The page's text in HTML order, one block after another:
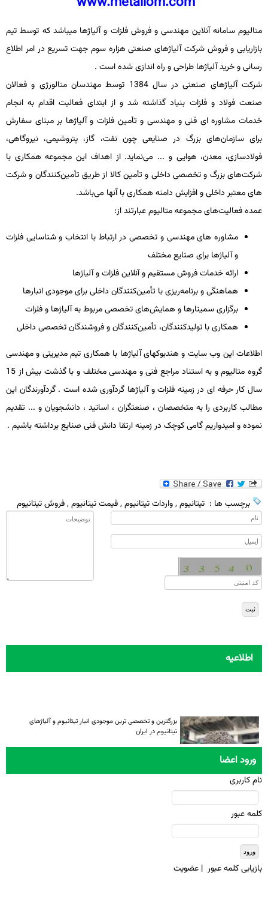
متالیوم سامانه آنلاین مهندسی و فروش فلزات و آلیاژها میباشد که توسط تیم
بازاریابی و فروش شرکت آلیاژهای صنعتی هزاره سوم جهت تسریع در امر اطلاع
رسانی و خرید آلیاژها طراحی و راه اندازی شده است .
شرکت آلیاژهای صنعتی در سال 1384 توسط مهندسان متالورژی و فعالان
صنعت فولاد و فلزات بنیاد گذاشته شد و از ابتدای فعالیت اقدام به انجام
خدمات مشاوره‌ ای فنی و مهندسی و تأمین فلزات و آلیاژها بر مبنای سفارش
برای سازمان‌های بزرگ در صنایعی چون نفت، گاز، پتروشیمی، نیروگاهی،
فولادسازی، معدن، هوایی و ... می‌نماید. از اهداف این مجموعه همکاری با
شرکت‌های بزرگ و تخصصی داخلی و تأمین کالا از طریق تأمین‌کنندگان و شرکت
های معتبر داخلی و افزایش دامنه همکاری با آنها می‌باشد.
عمده فعالیت‌های مجموعه متالیوم عبارتند از:
مشاوره‌ های مهندسی و تخصصی در ارتباط با انتخاب و شناسایی فلزات
و آلیاژها برای صنایع مختلف
ارائه خدمات فروش مستقیم و آنلاین فلزات و آلیاژها
هماهنگی و برنامه‌ریزی با تأمین‌کنندگان داخلی برای موجودی انبارها
برگزاری سمینارها و همایش‌های تخصصی مربوط به آلیاژها و فلزات
همکاری با تولیدکنندگان، تأمین‌کنندگان و فروشندگان تخصصی داخلی
اطلاعات این وب سایت و هندبوکهای آلیاژها با همکاری تیم مدیریتی و مهندسی
گروه متالیوم و به استناد مراجع فنی و مهندسی مختلف و با گذشت بیش از 15
سال کار حرفه ای در زمینه فلزات و آلیاژها گردآوری شده است . گردآورندگان این
مطالب کاربردی را به متخصصان ، صنعتگران ، اساتید ، دانشجویان و ... تقدیم
نموده و امیدواریم گامی کوچک در زمینه ارتقا دانش فنی صنایع برداشته باشیم .
برچسب ها : تیتانیوم,واردات تیتانیوم,قیمت تیتانیوم,فروش تیتانیوم
اطلاعیه
بزرگترین و تخصصی ترین موجودی انبار تیتانیوم و آلیاژهای
تیتانیوم در ایران
ورود اعضا
نام کاربری
کلمه عبور
بازيابی کلمه عبور | عضويت